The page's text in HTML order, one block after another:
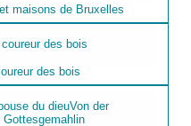
maisons de Bruxelles
des bois